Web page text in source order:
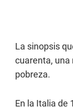
La sinopsis
cuarenta, una
pobreza.
En la Italia de